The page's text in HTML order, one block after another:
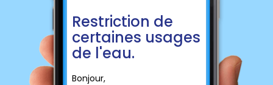
Restriction de
certaines usages
de l'eau.
Bonjour,